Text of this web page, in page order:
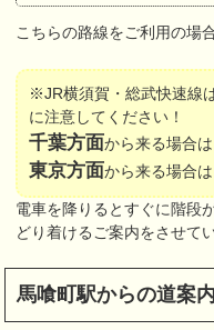
こちらの路線をご利用の場
※JR横須賀・総武快速線
に注意してください！
千葉方面から来る場合は
東京方面から来る場合は
電車を降りるとすぐに階段
どり着けるご案内をさせて
馬喰町駅からの道案内